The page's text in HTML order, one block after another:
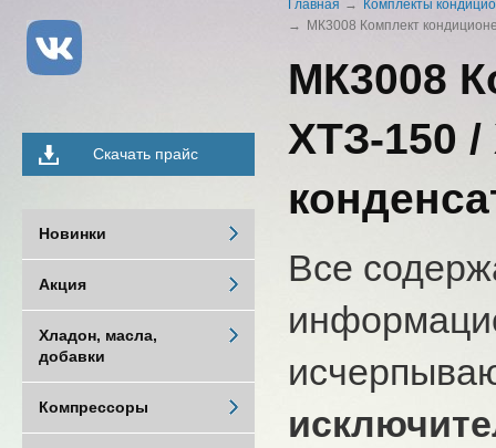
Главная
Комплекты
МК3008 Комплект
МК3008
ХТЗ-150
Все
Скачать прайс
Новинки
Акция
Хладон, масла,
добавки
Компрессоры